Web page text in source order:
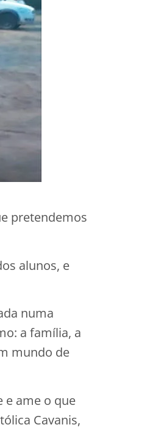
pretendemos
alunos, e
numa
a família, a
mundo de
e ame o que
Cavanis,